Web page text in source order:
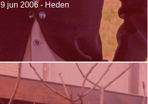
9 jun 2006 - Heden